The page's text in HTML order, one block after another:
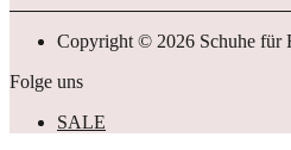
Copyright © 2026 Schuhe für
Folge uns
SALE